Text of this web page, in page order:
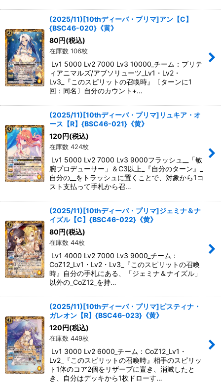
(2025/11)[10thディーバ・プリマ]アン【C】
{BSC46-020}《黄》
80 円(税込)
在庫数 106枚
Lv1 5000 Lv2 7000 Lv3 10000_チーム：プリテ
ィアニマルズ/アブソリューツ_Lv1・Lv2・
Lv3_『このスピリットの召喚時』〔ターンに1
回：同名〕自分のカウント+…
(2025/11)[10thディーバ・プリマ]リュキア・オ
ース【R】{BSC46-021}《黄》
120 円(税込)
在庫数 424枚
Lv1 5000 Lv2 7000 Lv3 9000フラッシュ__「敏
腕プロデューサー」＆C3以上_『自分のターン』_
自分の__をトラッシュに置くことで、対象から1コ
スト支払って手札から召…
(2025/11)[10thディーバ・プリマ]ジェミナ＆ナ
イズル【C】{BSC46-022}《黄》
80 円(税込)
在庫数 44枚
Lv1 4000 Lv2 7000 Lv3 9000_チーム：
CoZ12_Lv1・Lv2・Lv3_『このスピリットの召喚
時』自分の手札にある、「ジェミナ＆ナイズル」
以外の_CoZ12_を持…
(2025/11)[10thディーバ・プリマ]ピスティナ・
ガレオン【R】{BSC46-023}《黄》
120 円(税込)
在庫数 449枚
Lv1 3000 Lv2 6000_チーム：CoZ12_Lv1・
Lv2_『このスピリットの召喚時』相手のスピリッ
ト1体のコア2個をリザーブに置き、消滅したと
き、自分はデッキから1枚ドローす…